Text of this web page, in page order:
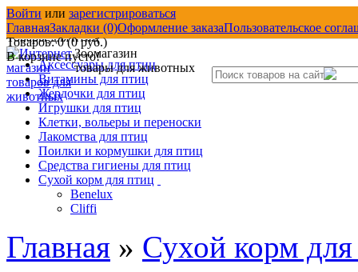
Войти или зарегистрироваться
ГлавнаяЗакладки (0)Оформление заказаПользовательское
Товаров: 0 (0 руб.)
В корзине пусто!Зоомагазин
товары для животных
Товары для птиц
Аксессуары для птиц
Витамины для птиц
Жердочки для птиц
Игрушки для птиц
Клетки, вольеры и переноски
Лакомства для птиц
Поилки и кормушки для птиц
Средства гигиены для птиц
Сухой корм для птиц
Benelux
Cliffi
Главная » Сухой корм